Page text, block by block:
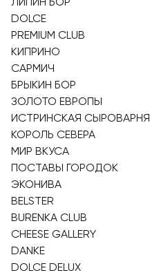
DOLCE
PREMIUM CLUB
КИПРИНО
САРМИЧ
БРЫКИН БОР
ЗОЛОТО ЕВРОПЫ
ИСТРИНСКАЯ СЫРОВАРНЯ
КОРОЛЬ СЕВЕРА
МИР ВКУСА
ПОСТАВЫ ГОРОДОК
ЭКОНИВА
BELSTER
BURENKA CLUB
CHEESE GALLERY
DANKE
DOLCE DELUX